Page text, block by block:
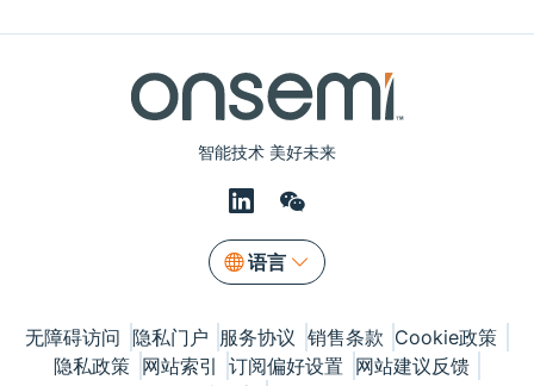
智能技术 美好未来
语言
无障碍访问 隐私门户 服务协议 销售条款 Cookie政策
隐私政策 网站索引 订阅偏好设置 网站建议反馈